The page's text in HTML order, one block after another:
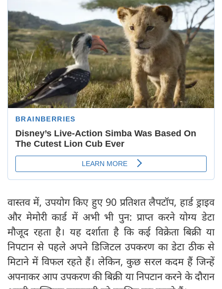
वास्तव में, उपयोग किए हुए 90 प्रतिशत लैपटॉप, हार्ड ड्राइव
और मेमोरी कार्ड में अभी भी पुन: प्राप्त करने योग्य डेटा
मौजूद रहता है। यह दर्शाता है कि कई विक्रेता बिक्री या
निपटान से पहले अपने डिजिटल उपकरण का डेटा ठीक से
मिटाने में विफल रहते हैं। लेकिन, कुछ सरल कदम हैं जिन्हें
अपनाकर आप उपकरण की बिक्री या निपटान करने के दौरान